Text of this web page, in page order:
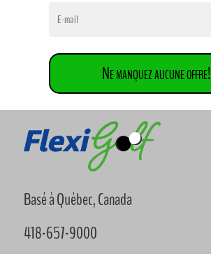
Ne manquez aucune offre!
Basé à Québec, Canada
418-657-9000